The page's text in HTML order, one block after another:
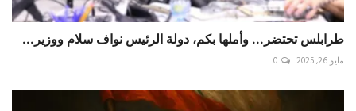
طرابلس تحتضر... وأملها بكم، دولة الرئيس نواف سلام ووزير...
مايو 26, 2025 0